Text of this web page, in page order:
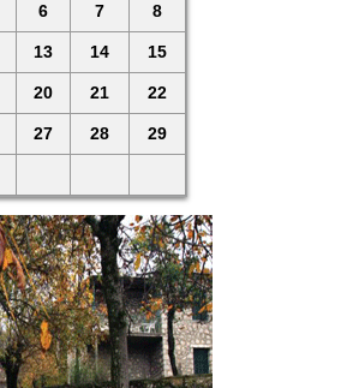
6 7 8
13 14 15
20 21 22
27 28 29